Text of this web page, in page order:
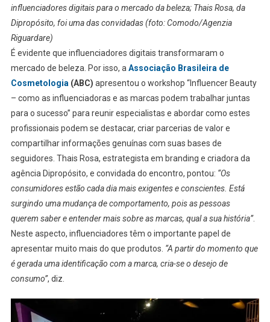
influenciadores digitais para o mercado da beleza; Thais Rosa, da
Dipropósito, foi uma das convidadas (foto: Comodo/Agenzia
Riguardare)
É evidente que influenciadores digitais transformaram o
mercado de beleza. Por isso, a Associação Brasileira de
Cosmetologia (ABC) apresentou o workshop “Influencer Beauty
– como as influenciadoras e as marcas podem trabalhar juntas
para o sucesso” para reunir especialistas e abordar como estes
profissionais podem se destacar, criar parcerias de valor e
compartilhar informações genuínas com suas bases de
seguidores. Thais Rosa, estrategista em branding e criadora da
agência Dipropósito, e convidada do encontro, pontou: “Os
consumidores estão cada dia mais exigentes e conscientes. Está
surgindo uma mudança de comportamento, pois as pessoas
querem saber e entender mais sobre as marcas, qual a sua história”.
Neste aspecto, influenciadores têm o importante papel de
apresentar muito mais do que produtos. “A partir do momento que
é gerada uma identificação com a marca, cria-se o desejo de
consumo”, diz.